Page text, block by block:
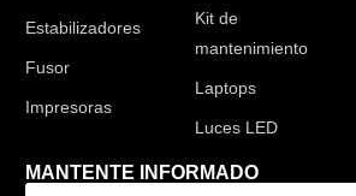
Estabilizadores
Fusor
Impresoras
Kit de
mantenimiento
Laptops
Luces LED
MANTENTE INFORMADO